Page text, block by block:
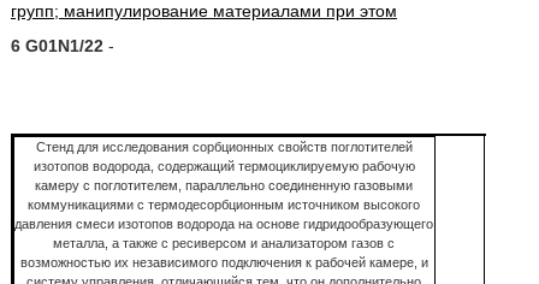
групп; манипулирование материалами при этом
6 G01N1/22-
Стенд для исследования сорбционных свойств поглотителей
изотопов водорода, содержащий термоциклируемую рабочую
камеру с поглотителем, параллельно соединенную газовыми
коммуникациями с термодесорбционным источником высокого
давления смеси изотопов водорода на основе гидридообразующего
металла, а также с ресиверсом и анализатором газов с
возможностью их независимого подключения к рабочей камере, и